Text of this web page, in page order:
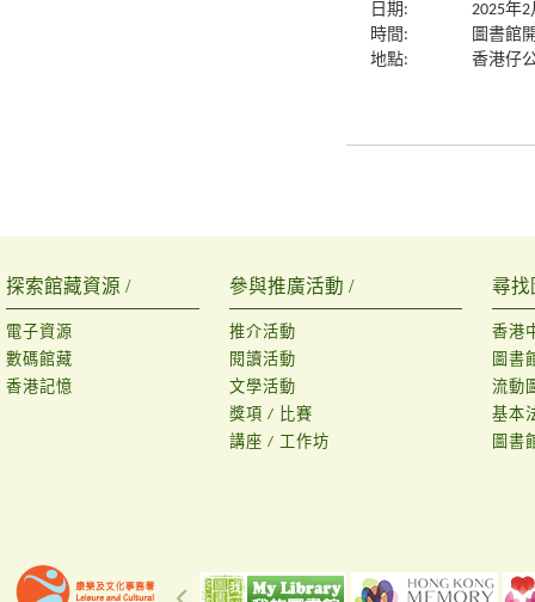
日期:
2025年
時間:
圖書館
地點:
香港仔
探索館藏資源 /
電子資源
數碼館藏
香港記憶
參與推廣活動 /
推介活動
閱讀活動
文學活動
獎項 / 比賽
講座 / 工作坊
尋找
香港
圖書
流動
基本
圖書